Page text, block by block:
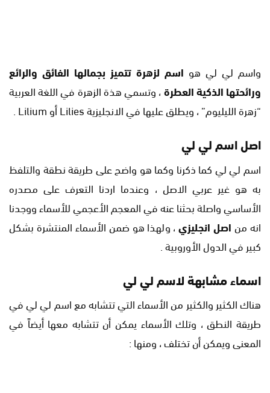
واسم لي لي هو اسم لزهرة تتميز بجمالها الفائق والرائع
ورائحتها الذكية العطرة، وتسمي هذة الزهرة في اللغة العربية
“زهرة الليليوم” ، ويطلق عليها في الانجليزية Lilies أو Lilium .
اصل اسم لي لي
اسم لي لي كما ذكرنا وكما هو واضح على طريقة نطقة والتلفظ
به هو غير عربي الاصل ، وعندما اردنا التعرف على مصدره
الأساسي واصلة بحثنا عنه في المعجم الأعجمي للأسماء ووجدنا
انه مناصل انجليزي، ولهذا هو ضمن الأسماء المنتشرة بشكل
كبير في الدول الأوروبية .
اسماء مشابهة لاسم لي لي
هناك الكثير والكثير من الأسماء التي تتشابه مع اسم لي لي في
طريقة النطق ، وتلك الأسماء يمكن أن تتشابه معها أيضاً في
المعنى ويمكن أن تختلف ، ومنها :